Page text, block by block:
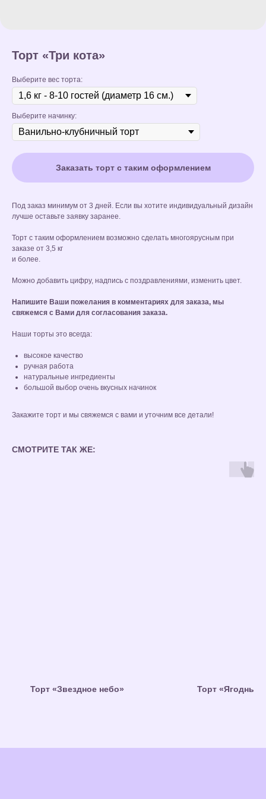
Торт «Три кота»
Выберите вес торта:
Выберите начинку:
Заказать торт с таким оформлением
Под заказ минимум от 3 дней. Если вы хотите индивидуальный дизайн
лучше оставьте заявку заранее.
Торт с таким оформлением возможно сделать многоярусным при
заказе от 3,5 кг
и более.
Можно добавить цифру, надпись с поздравлениями, изменить цвет.
Напишите Ваши пожелания в комментариях для заказа, мы
свяжемся с Вами для согласования заказа.
Наши торты это всегда:
высокое качество
ручная работа
натуральные ингредиенты
большой выбор очень вкусных начинок
Закажите торт и мы свяжемся с вами и уточним все детали!
СМОТРИТЕ ТАК ЖЕ:
Торт «Звездное небо» Торт «Ягодный»